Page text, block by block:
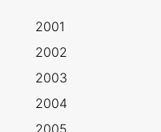
2001
2002
2003
2004
2005